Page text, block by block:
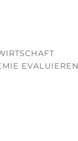
EVALUIEREN